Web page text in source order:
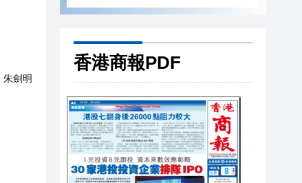
朱劍明
香港商報PDF